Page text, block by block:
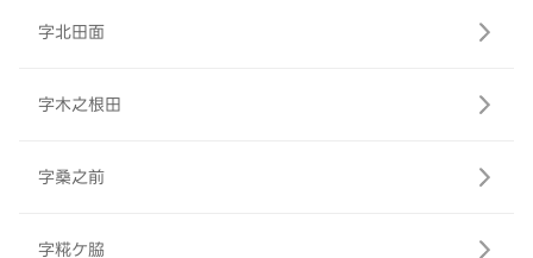
字北田面
字木之根田
字桑之前
字糀ケ脇